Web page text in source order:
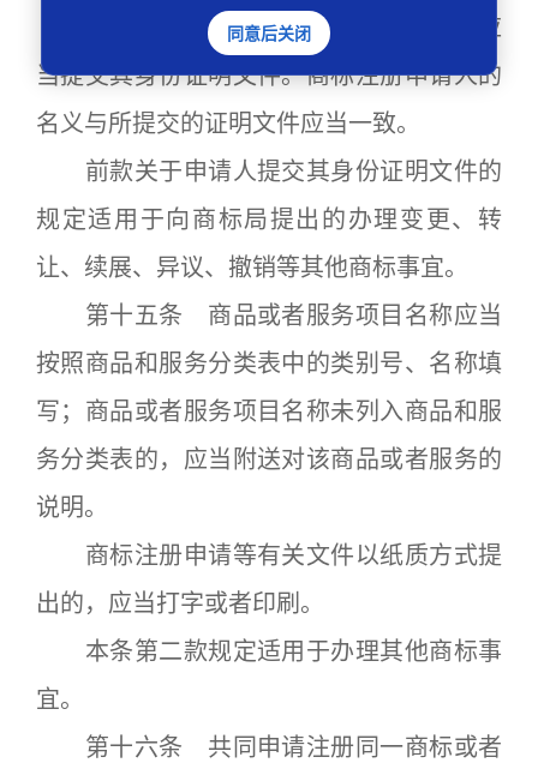
第十四条 申请商标注册的，申请人应
当提交其身份证明文件。商标注册申请人的
名义与所提交的证明文件应当一致。
前款关于申请人提交其身份证明文件的
规定适用于向商标局提出的办理变更、转
让、续展、异议、撤销等其他商标事宜。
第十五条 商品或者服务项目名称应当
按照商品和服务分类表中的类别号、名称填
写；商品或者服务项目名称未列入商品和服
务分类表的，应当附送对该商品或者服务的
说明。
商标注册申请等有关文件以纸质方式提
出的，应当打字或者印刷。
本条第二款规定适用于办理其他商标事
宜。
第十六条 共同申请注册同一商标或者
同意后关闭